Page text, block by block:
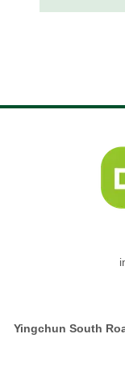
Yingchun South